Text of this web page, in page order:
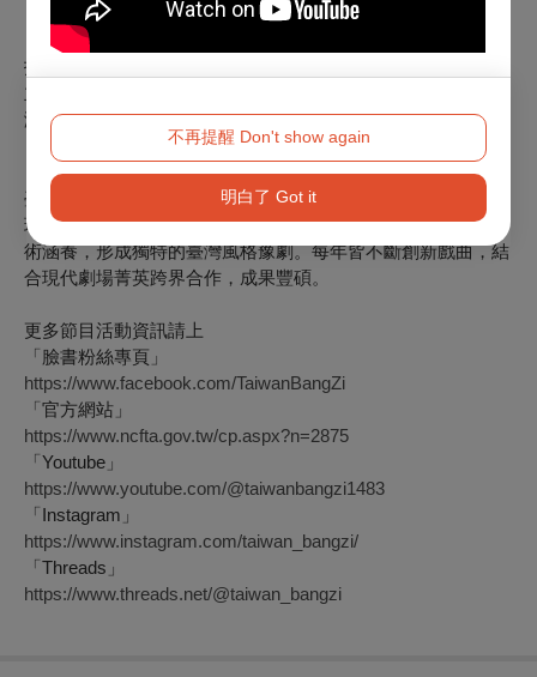
不再提醒 Don't show again
明白了 Got it
＝＝＝＝＝＝＝＝＝＝＝＝＝＝
指導單位：文化部
主辦單位：國立傳統藝術中心、高雄市政府文化局
演出單位：臺灣豫劇團
【關於臺灣豫劇團】
臺灣豫劇團立基高雄左營耕耘七十餘年，由臺灣豫劇皇后王海
玲與新生代演員，不斷努力創新，融入臺灣在地人文風情及藝
術涵養，形成獨特的臺灣風格豫劇。每年皆不斷創新戲曲，結
合現代劇場菁英跨界合作，成果豐碩。
更多節目活動資訊請上
「臉書粉絲專頁」
https://www.facebook.com/TaiwanBangZi
「官方網站」
https://www.ncfta.gov.tw/cp.aspx?n=2875
「Youtube」
https://www.youtube.com/@taiwanbangzi1483
「Instagram」
https://www.instagram.com/taiwan_bangzi/
「Threads」
https://www.threads.net/@taiwan_bangzi